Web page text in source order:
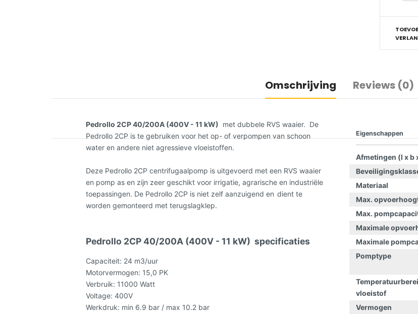
Omschrijving Reviews (0)
Pedrollo 2CP 40/200A (400V - 11 kW) met dubbele RVS waaier. De
Pedrollo 2CP is te gebruiken voor het op- of verpompen van schoon
water en andere niet agressieve vloeistoffen.
Deze Pedrollo 2CP centrifugaalpomp is uitgevoerd met een RVS waaier
en pomp as en zijn zeer geschikt voor irrigatie, agrarische en industriële
toepassingen. De Pedrollo 2CP is niet zelf aanzuigend en dient te
worden gemonteerd met terugslagklep.
Pedrollo 2CP 40/200A (400V - 11 kW) specificaties
Capaciteit: 24 m3/uur
Motorvermogen: 15,0 PK
Verbruik: 11000 Watt
Voltage: 400V
Werkdruk: min 6.9 bar / max 10.2 bar
Eigenschappen
Afmetingen (l x b
Materiaal
Max.
Max.
Maximale
Maximale
Pomptype
vloeistof
Vermogen